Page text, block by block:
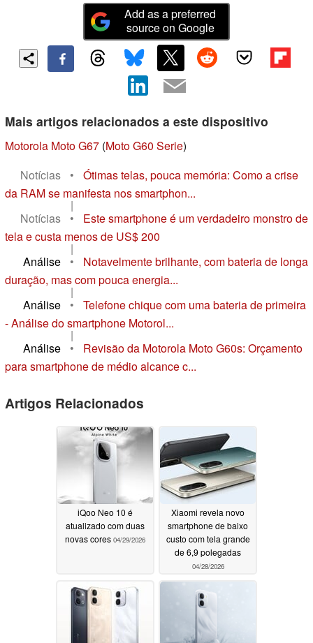
Add as a preferred
source on Google
Mais artigos relacionados a este dispositivo
Motorola Moto G67 (Moto G60 Serie)
Notícias
•
Ótimas telas, pouca memória: Como a crise
da RAM se manifesta nos smartphon...
|
Notícias
•
Este smartphone é um verdadeiro monstro de
tela e custa menos de US$ 200
|
Análise
•
Notavelmente brilhante, com bateria de longa
duração, mas com pouca energia...
|
Análise
•
Telefone chique com uma bateria de primeira
- Análise do smartphone Motorol...
|
Análise
•
Revisão da Motorola Moto G60s: Orçamento
para smartphone de médio alcance c...
Artigos Relacionados
iQoo Neo 10 é
atualizado com duas
novas cores 04/29/2026
Xiaomi revela novo
smartphone de baixo
custo com tela grande
de 6,9 polegadas
04/28/2026